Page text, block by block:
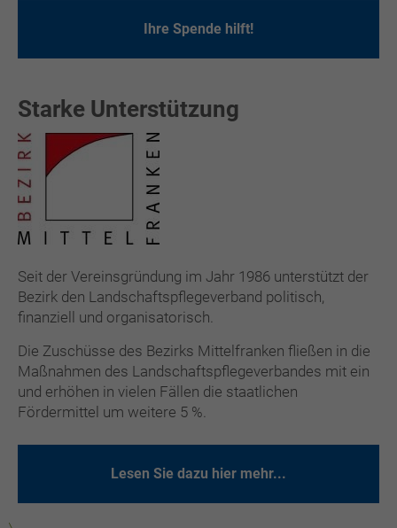
Ihre Spende hilft!
Starke Unterstützung
Seit der Vereinsgründung im Jahr 1986 unterstützt der
Bezirk den Landschaftspflegeverband politisch,
finanziell und organisatorisch.
Die Zuschüsse des Bezirks Mittelfranken fließen in die
Maßnahmen des Landschaftspflegeverbandes mit ein
und erhöhen in vielen Fällen die staatlichen
Fördermittel um weitere 5 %.
Lesen Sie dazu hier mehr...